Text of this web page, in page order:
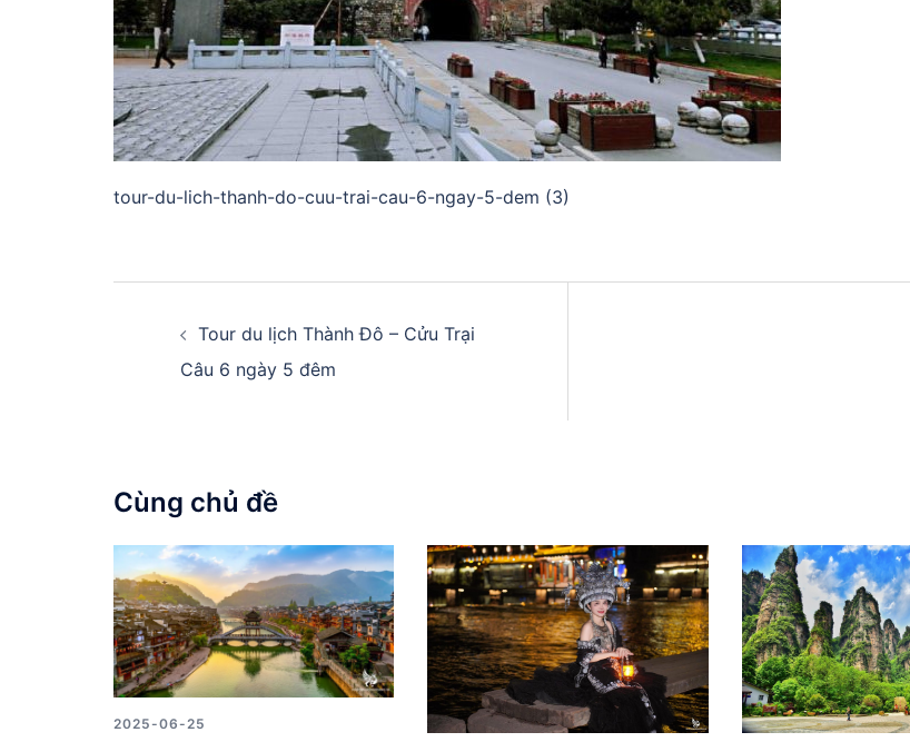
tour-du-lich-thanh-do-cuu-trai-cau-6-ngay-5-dem (3)
hướngTour du lịch Thành Đô – Cửu Trại
Câu 6 ngày 5 đêm
Cùng chủ đề
2025-06-25